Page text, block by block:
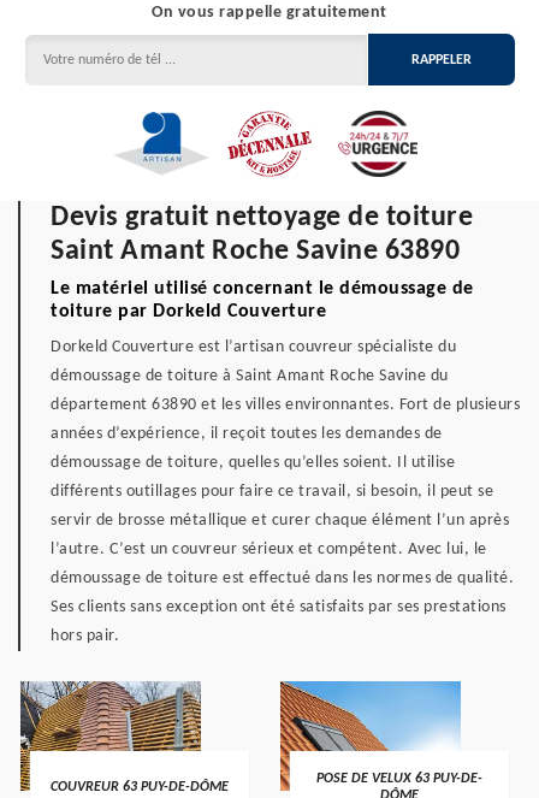
On vous rappelle gratuitement
Devis gratuit nettoyage de toiture
Saint Amant Roche Savine 63890
Le matériel utilisé concernant le démoussage de
toiture par Dorkeld Couverture
Dorkeld Couverture est l’artisan couvreur spécialiste du
démoussage de toiture à Saint Amant Roche Savine du
département 63890 et les villes environnantes. Fort de plusieurs
années d’expérience, il reçoit toutes les demandes de
démoussage de toiture, quelles qu’elles soient. Il utilise
différents outillages pour faire ce travail, si besoin, il peut se
servir de brosse métallique et curer chaque élément l’un après
l’autre. C’est un couvreur sérieux et compétent. Avec lui, le
démoussage de toiture est effectué dans les normes de qualité.
Ses clients sans exception ont été satisfaits par ses prestations
hors pair.
COUVREUR 63 PUY-DE-DÔME
POSE DE VELUX 63 PUY-DE-